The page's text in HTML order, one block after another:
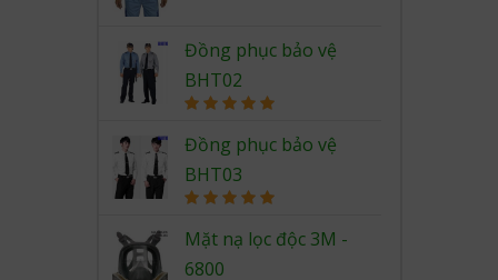
Đồng phục bảo vệ
BHT02
out of 5
Đồng phục bảo vệ
BHT03
out of 5
Mặt nạ lọc độc 3M -
6800